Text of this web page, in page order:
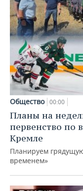
Общество 00:00
Планы на
первенство по
Кремле
Планируем
временем»